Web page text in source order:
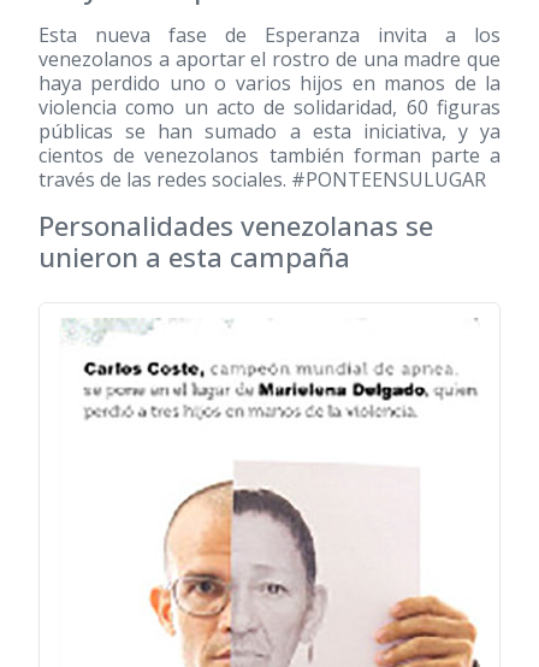
Esta nueva fase de Esperanza invita a los
venezolanos a aportar el rostro de una madre que
haya perdido uno o varios hijos en manos de la
violencia como un acto de solidaridad, 60 figuras
públicas se han sumado a esta iniciativa, y ya
cientos de venezolanos también forman parte a
través de las redes sociales. #PONTEENSULUGAR
Personalidades venezolanas se
unieron a esta campaña